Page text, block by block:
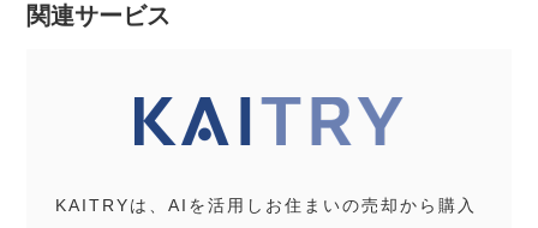
関連サービス
KAITRYは、AIを活用しお住まいの売却から購入